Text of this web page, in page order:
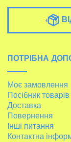
ПОТРІБНА
Моє замовлення
Посібник товарів
Доставка
Повернення
Інші питання
Контактна